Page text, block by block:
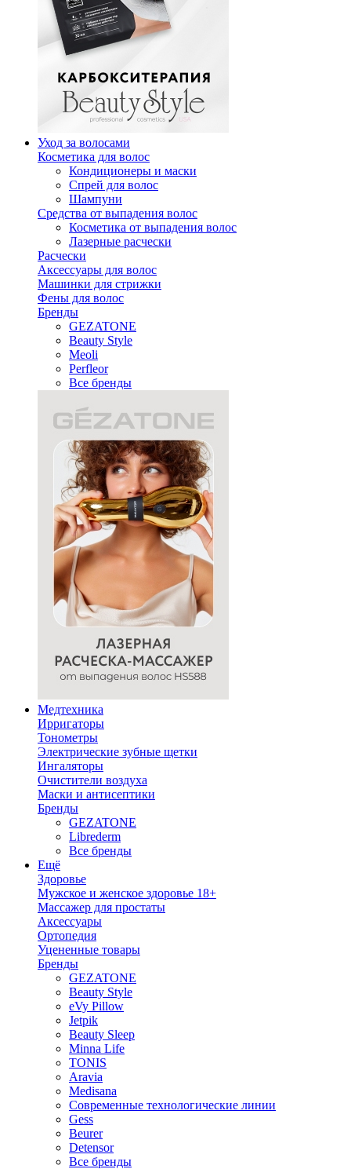
Уход за волосами
Косметика для волос
Кондиционеры и маски
Спрей для волос
Шампуни
Средства от выпадения волос
Косметика от выпадения волос
Лазерные расчески
Расчески
Аксессуары для волос
Машинки для стрижки
Фены для волос
Бренды
GEZATONE
Beauty Style
Meoli
Perfleor
Все бренды
Медтехника
Ирригаторы
Тонометры
Электрические зубные щетки
Ингаляторы
Очистители воздуха
Маски и антисептики
Бренды
GEZATONE
Librederm
Все бренды
Ещё
Здоровье
Мужское и женское здоровье 18+
Массажер для простаты
Аксессуары
Ортопедия
Уцененные товары
Бренды
GEZATONE
Beauty Style
eVy Pillow
Jetpik
Beauty Sleep
Minna Life
TONIS
Aravia
Medisana
Современные технологические линии
Gess
Beurer
Detensor
Все бренды